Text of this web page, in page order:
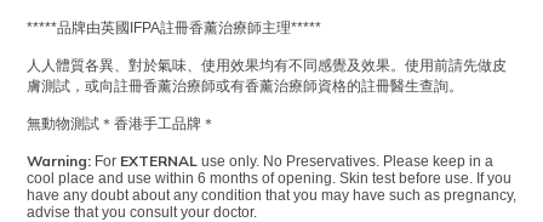
*****品牌由英國IFPA註冊香薰治療師主理*****
人人體質各異、對於氣味、使用效果均有不同感覺及效果。使用前請先做皮
膚測試，或向註冊香薰治療師或有香薰治療師資格的註冊醫生查詢。
無動物測試＊香港手工品牌＊
Warning: For EXTERNAL use only. No Preservatives. Please keep in a
cool place and use within 6 months of opening. Skin test before use. If you
have any doubt about any condition that you may have such as pregnancy,
advise that you consult your doctor.